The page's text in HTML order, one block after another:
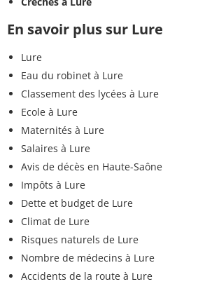
En savoir plus sur Lure
Lure
Eau du robinet à Lure
Classement des lycées à Lure
Ecole à Lure
Maternités à Lure
Salaires à Lure
Avis de décès en Haute-Saône
Impôts à Lure
Dette et budget de Lure
Climat de Lure
Risques naturels de Lure
Nombre de médecins à Lure
Accidents de la route à Lure